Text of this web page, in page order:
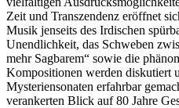
Zeit und Transzendenz eröffnet
Musik jenseits des Irdischen
Unendlichkeit, das Schweben
mehr Sagbarem“ sowie die
Kompositionen werden diskutiert
Mysteriensonaten erfahrbar
verankerten Blick auf 80 Jahre